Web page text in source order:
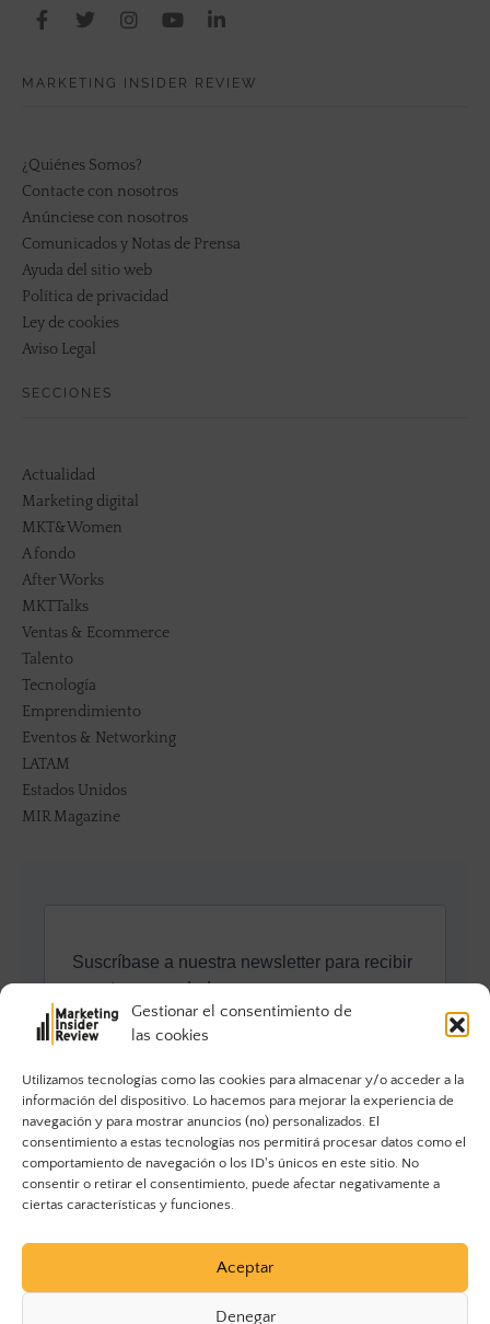
Gestionar el consentimiento de
las cookies
Utilizamos tecnologías como las cookies para almacenar y/o acceder a la
información del dispositivo. Lo hacemos para mejorar la experiencia de
navegación y para mostrar anuncios (no) personalizados. El
consentimiento a estas tecnologías nos permitirá procesar datos como el
comportamiento de navegación o los ID's únicos en este sitio. No
consentir o retirar el consentimiento, puede afectar negativamente a
ciertas características y funciones.
Aceptar
Denegar
MARKETING INSIDER REVIEW
¿Quiénes Somos?
Contacte con nosotros
Anúnciese con nosotros
Comunicados y Notas de Prensa
Ayuda del sitio web
Política de privacidad
Ley de cookies
Aviso Legal
SECCIONES
Actualidad
Marketing digital
MKT&Women
A fondo
After Works
MKTTalks
Ventas & Ecommerce
Talento
Tecnología
Emprendimiento
Eventos & Networking
LATAM
Estados Unidos
MIR Magazine